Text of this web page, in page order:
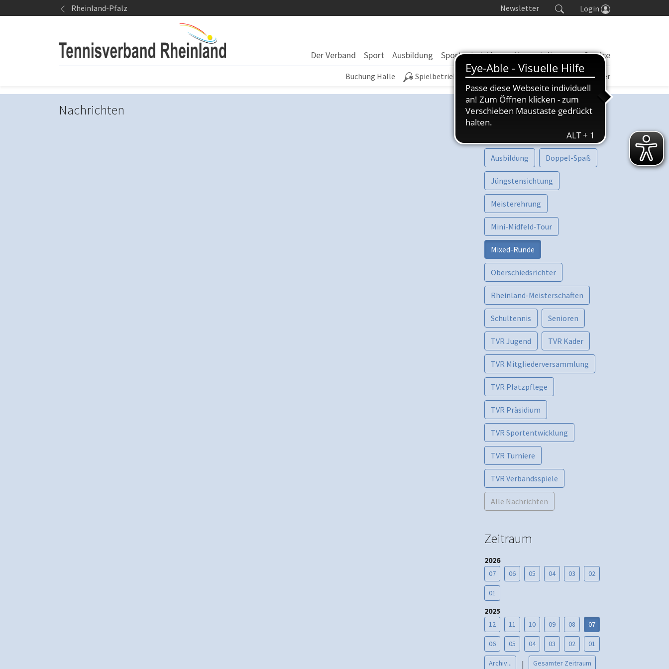
Springe zum SeiteninhaltRheinland-Pfalz Newsletter Login
Der Verband Sport Ausbildung Sportentwicklung Veranstaltungen Service
Buchung Halle Spielbetrieb | TORP Turniere Seminarkalender
Nachrichten Kategorien
Ausbildung Doppel-Spaß
Jüngstensichtung
Meisterehrung
Mini-Midfeld-Tour
Mixed-Runde
Oberschiedsrichter
Rheinland-Meisterschaften
Schultennis Senioren
TVR Jugend TVR Kader
TVR Mitgliederversammlung
TVR Platzpflege
TVR Präsidium
TVR Sportentwicklung
TVR Turniere
TVR Verbandsspiele
Alle Nachrichten
Zeitraum
2026
07 06 05 04 03 02
01
2025
12 11 10 09 08 07
06 05 04 03 02 01
Archiv... | Gesamter Zeitraum